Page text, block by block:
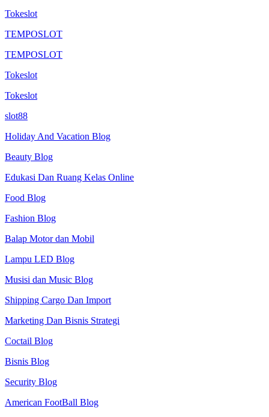
5
Choccie
Tokeslot
TEMPOSLOT
TEMPOSLOT
Tokeslot
Tokeslot
slot88
Holiday And Vacation Blog
Beauty Blog
Edukasi Dan Ruang Kelas Online
Food Blog
Fashion Blog
Balap Motor dan Mobil
Lampu LED Blog
Musisi dan Music Blog
Shipping Cargo Dan Import
Marketing Dan Bisnis Strategi
Coctail Blog
Bisnis Blog
Security Blog
American FootBall Blog